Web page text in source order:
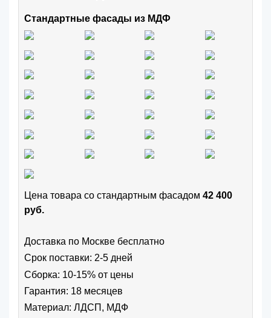
Стандартные фасады из МДФ
Цена товара cо стандартным фасадом 42 400
руб.
Доставка по Москве бесплатно
Срок поставки: 2-5 дней
Сборка: 10-15% от цены
Гарантия: 18 месяцев
Материал: ЛДСП, МДФ